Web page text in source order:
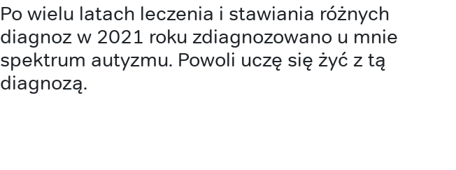
Po wielu latach leczenia i stawiania różnych
diagnoz w 2021 roku zdiagnozowano u mnie
spektrum autyzmu. Powoli uczę się żyć z tą
diagnozą.